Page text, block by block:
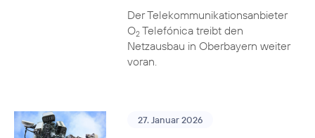
Der Telekommunikationsanbieter
O2Telefónica treibt den
Netzausbau in Oberbayern weiter
voran.
27. Januar 2026